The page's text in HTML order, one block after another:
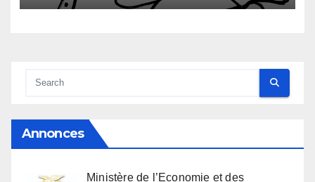
Annonces
Ministère de l’Economie et des